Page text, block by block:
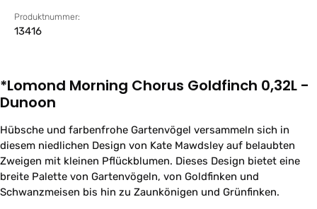
Produktnummer:
13416
*Lomond Morning Chorus Goldfinch 0,32L -
Dunoon
Hübsche und farbenfrohe Gartenvögel versammeln sich in
diesem niedlichen Design von Kate Mawdsley auf belaubten
Zweigen mit kleinen Pflückblumen. Dieses Design bietet eine
breite Palette von Gartenvögeln, von Goldfinken und
Schwanzmeisen bis hin zu Zaunkönigen und Grünfinken.